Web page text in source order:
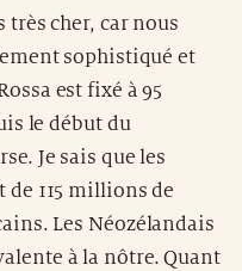
très cher, car nous
sophistiqué et
est fixé à 95
le début du
Je sais que les
de 115 millions de
Les Néozélandais
à la nôtre. Quant